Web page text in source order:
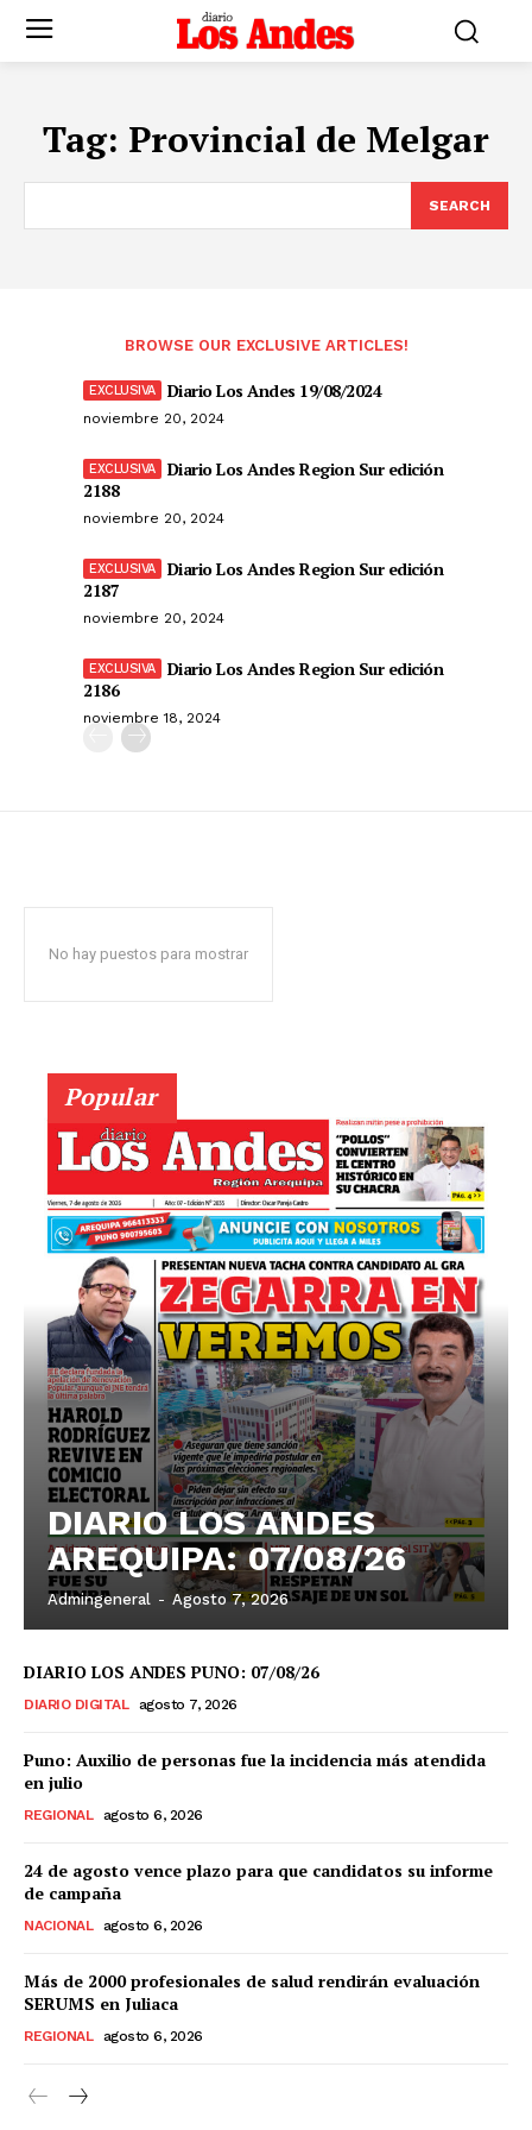
Tag: Provincial de Melgar
SEARCH
BROWSE OUR EXCLUSIVE ARTICLES!
Diario Los Andes 19/08/2024
noviembre 20, 2024
Diario Los Andes Region Sur edición
2188
noviembre 20, 2024
Diario Los Andes Region Sur edición
2187
noviembre 20, 2024
Diario Los Andes Region Sur edición
2186
noviembre 18, 2024
No hay puestos para mostrar
Popular
DIARIO LOS ANDES
AREQUIPA: 07/08/26
Admingeneral - Agosto 7, 2026
DIARIO LOS ANDES PUNO: 07/08/26
DIARIO DIGITAL agosto 7, 2026
Puno: Auxilio de personas fue la incidencia más atendida
en julio
REGIONAL agosto 6, 2026
24 de agosto vence plazo para que candidatos su informe
de campaña
NACIONAL agosto 6, 2026
Más de 2000 profesionales de salud rendirán evaluación
SERUMS en Juliaca
REGIONAL agosto 6, 2026